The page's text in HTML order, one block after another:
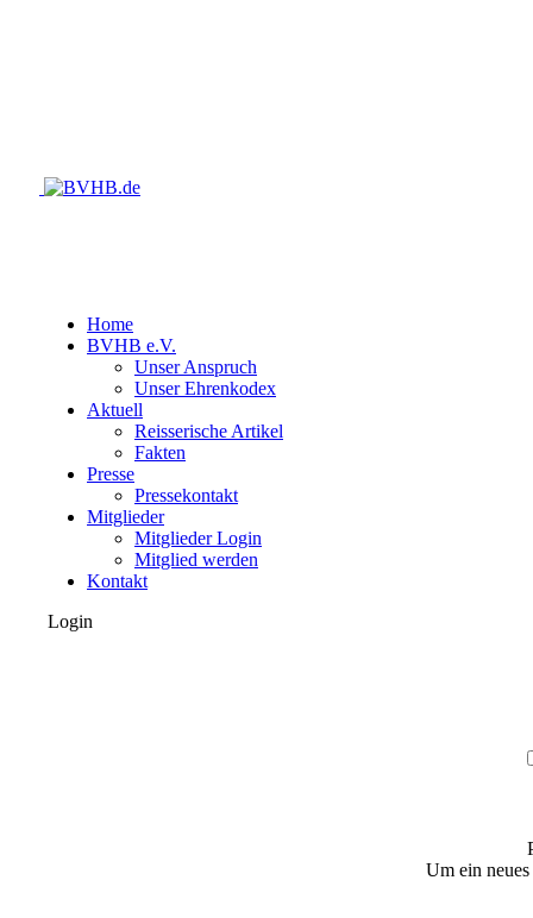
Home
BVHB e.V.
Unser Anspruch
Unser Ehrenkodex
Aktuell
Reisserische Artikel
Fakten
Presse
Pressekontakt
Mitglieder
Mitglieder Login
Mitglied werden
Kontakt
Login
Um ein